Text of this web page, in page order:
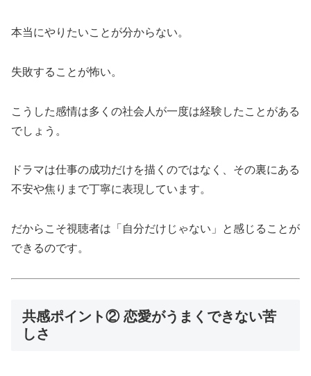
本当にやりたいことが分からない。
失敗することが怖い。
こうした感情は多くの社会人が一度は経験したことがある
でしょう。
ドラマは仕事の成功だけを描くのではなく、その裏にある
不安や焦りまで丁寧に表現しています。
だからこそ視聴者は「自分だけじゃない」と感じることが
できるのです。
共感ポイント② 恋愛がうまくできない苦
しさ